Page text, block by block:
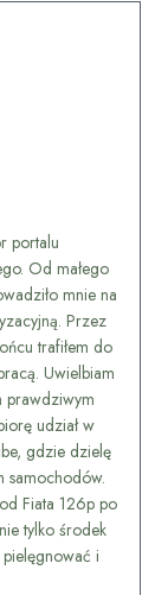
portalu
Od małego
mnie na
Przez
trafiłem do
Uwielbiam
prawdziwym
udział w
gdzie dzielę
samochodów.
Fiata 126p po
tylko środek
i